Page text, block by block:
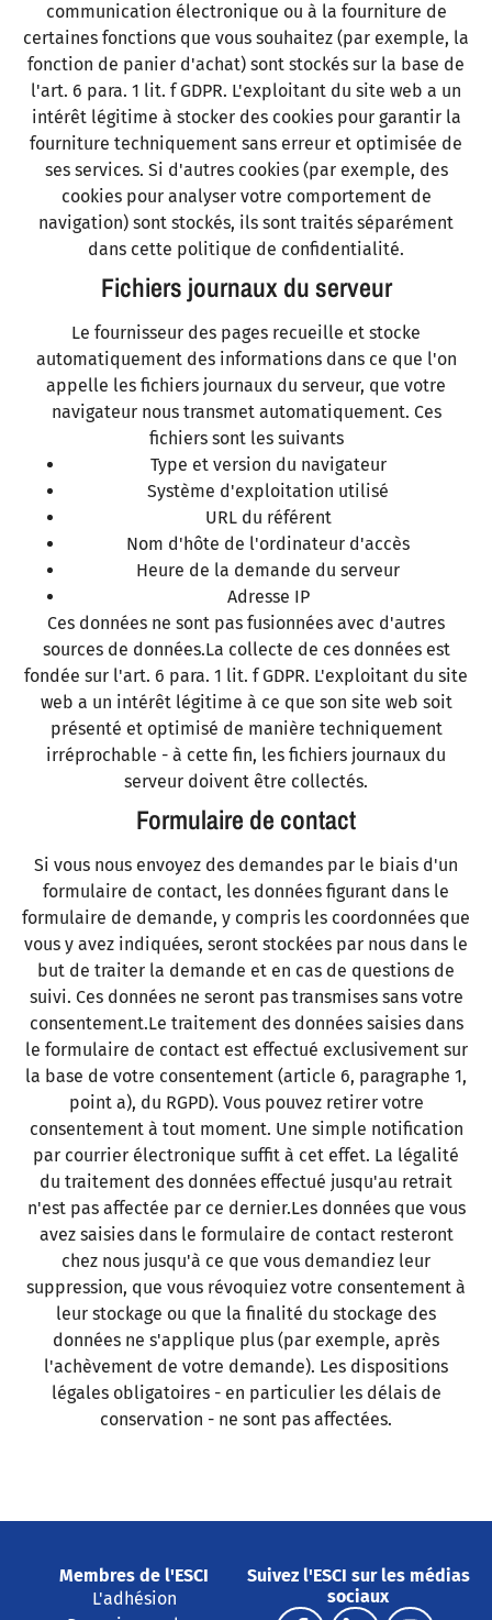
communication électronique ou à la fourniture de
certaines fonctions que vous souhaitez (par exemple, la
fonction de panier d'achat) sont stockés sur la base de
l'art. 6 para. 1 lit. f GDPR. L'exploitant du site web a un
intérêt légitime à stocker des cookies pour garantir la
fourniture techniquement sans erreur et optimisée de
ses services. Si d'autres cookies (par exemple, des
cookies pour analyser votre comportement de
navigation) sont stockés, ils sont traités séparément
dans cette politique de confidentialité.
Fichiers journaux du serveur
Le fournisseur des pages recueille et stocke
automatiquement des informations dans ce que l'on
appelle les fichiers journaux du serveur, que votre
navigateur nous transmet automatiquement. Ces
fichiers sont les suivants
Type et version du navigateur
Système d'exploitation utilisé
URL du référent
Nom d'hôte de l'ordinateur d'accès
Heure de la demande du serveur
Adresse IP
Ces données ne sont pas fusionnées avec d'autres
sources de données.La collecte de ces données est
fondée sur l'art. 6 para. 1 lit. f GDPR. L'exploitant du site
web a un intérêt légitime à ce que son site web soit
présenté et optimisé de manière techniquement
irréprochable - à cette fin, les fichiers journaux du
serveur doivent être collectés.
Formulaire de contact
Si vous nous envoyez des demandes par le biais d'un
formulaire de contact, les données figurant dans le
formulaire de demande, y compris les coordonnées que
vous y avez indiquées, seront stockées par nous dans le
but de traiter la demande et en cas de questions de
suivi. Ces données ne seront pas transmises sans votre
consentement.Le traitement des données saisies dans
le formulaire de contact est effectué exclusivement sur
la base de votre consentement (article 6, paragraphe 1,
point a), du RGPD). Vous pouvez retirer votre
consentement à tout moment. Une simple notification
par courrier électronique suffit à cet effet. La légalité
du traitement des données effectué jusqu'au retrait
n'est pas affectée par ce dernier.Les données que vous
avez saisies dans le formulaire de contact resteront
chez nous jusqu'à ce que vous demandiez leur
suppression, que vous révoquiez votre consentement à
leur stockage ou que la finalité du stockage des
données ne s'applique plus (par exemple, après
l'achèvement de votre demande). Les dispositions
légales obligatoires - en particulier les délais de
conservation - ne sont pas affectées.
Membres de l'ESCI
L'adhésion
Suivez l'ESCI sur les médias
sociaux